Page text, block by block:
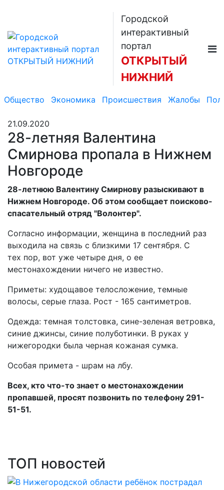
Городской
интерактивный
портал
ОТКРЫТЫЙ
НИЖНИЙ
Общество Экономика Происшествия Жалобы
21.09.2020
28-летняя Валентина
Смирнова пропала в Нижнем
Новгороде
28-летнюю Валентину Смирнову разыскивают в
Нижнем Новгороде. Об этом сообщает поисково-
спасательный отряд "Волонтер".
Согласно информации, женщина в последний раз
выходила на связь с близкими 17 сентября. С
тех пор, вот уже четыре дня, о ее
местонахождении ничего не известно.
Приметы: худощавое телосложение, темные
волосы, серые глаза. Рост - 165 сантиметров.
Одежда: темная толстовка, сине-зеленая ветровка,
синие джинсы, синие полуботинки. В руках у
нижегородки была черная кожаная сумка.
Особая примета - шрам на лбу.
Всех, кто что-то знает о местонахождении
пропавшей, просят позвонить по телефону 291-
51-51.
ТОП новостей